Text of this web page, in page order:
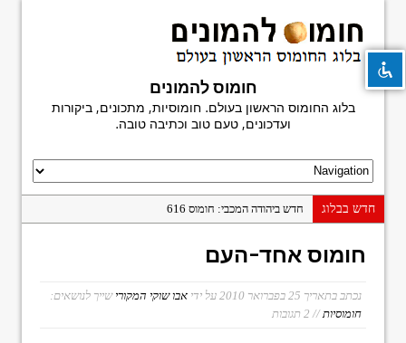
השבת את ההבזקים
settings צבע רקע
zoom_out זום (הקטנה)
remove_circle_outline הקטנת גופן
הגדלת גופן
חומוס להמונים
בלוג החומוס הראשון בעולם. חומוסיות, מתכונים, ביקורות
ועדכונים, טעם טוב וכתיבה טובה.
חדש בבלוג
חדש ביהודה המכבי: חומוס 616
חומוס מגן דוד
היסטוריה בפיתה: פלאפל נעים, בני ברק
חומוס חמודי: הפתעה על יהודה הלוי
חומוס אחד-העם
נכתב בתאריך 25 בפברואר 2010 על ידי אבו שוקי המקורי שייך לנושאים:
חומוסיות// 2 תגובות